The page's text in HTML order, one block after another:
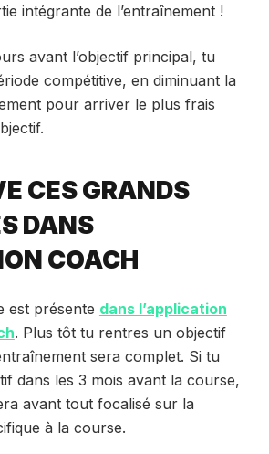
intégrante de l’entraînement !
avant l’objectif principal, tu
compétitive, en diminuant la
pour arriver le plus frais
CES GRANDS
DANS
COACH
est présente dans l’application
. Plus tôt tu rentres un objectif
sera complet. Si tu
dans les 3 mois avant la course,
avant tout focalisé sur la
à la course.